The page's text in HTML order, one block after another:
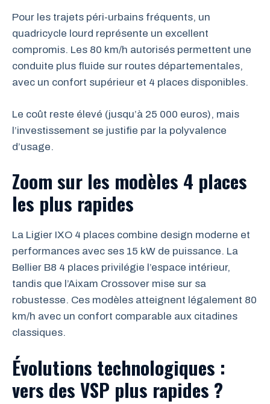
Pour les trajets péri-urbains fréquents, un
quadricycle lourd représente un excellent
compromis. Les 80 km/h autorisés permettent une
conduite plus fluide sur routes départementales,
avec un confort supérieur et 4 places disponibles.
Le coût reste élevé (jusqu’à 25 000 euros), mais
l’investissement se justifie par la polyvalence
d’usage.
Zoom sur les modèles 4 places
les plus rapides
La Ligier IXO 4 places combine design moderne et
performances avec ses 15 kW de puissance. La
Bellier B8 4 places privilégie l’espace intérieur,
tandis que l’Aixam Crossover mise sur sa
robustesse. Ces modèles atteignent légalement 80
km/h avec un confort comparable aux citadines
classiques.
Évolutions technologiques :
vers des VSP plus rapides ?